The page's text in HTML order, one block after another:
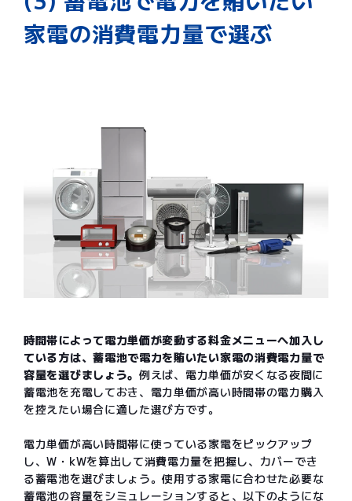
家電の消費電力量で選ぶ
時間帯によって電力単価が変動する料金メニューへ加入し
ている方は、蓄電池で電力を賄いたい家電の消費電力量で
容量を選びましょう。 例えば、電力単価が安くなる夜間に
蓄電池を充電しておき、電力単価が高い時間帯の電力購入
を控えたい場合に適した選び方です。
電力単価が高い時間帯に使っている家電をピックアップ
し、W・kWを算出して消費電力量を把握し、カバーでき
る蓄電池を選びましょう。使用する家電に合わせた必要な
蓄電池の容量をシミュレーションすると、以下のようにな